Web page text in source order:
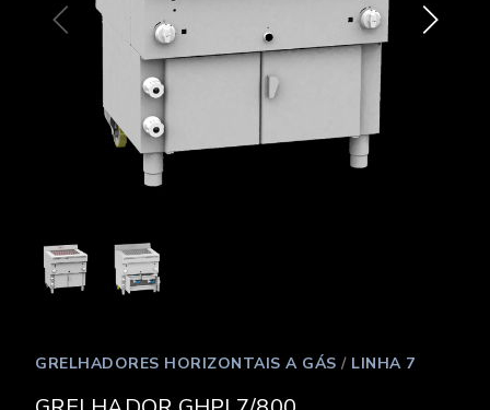
GRELHADORES HORIZONTAIS A GÁS / LINHA 7